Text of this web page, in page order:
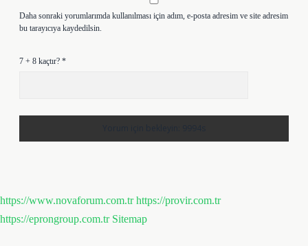
Daha sonraki yorumlarımda kullanılması için adım, e-posta adresim ve site adresim
bu tarayıcıya kaydedilsin.
7 + 8 kaçtır? *
https://www.novaforum.com.tr https://provir.com.tr
https://eprongroup.com.tr Sitemap